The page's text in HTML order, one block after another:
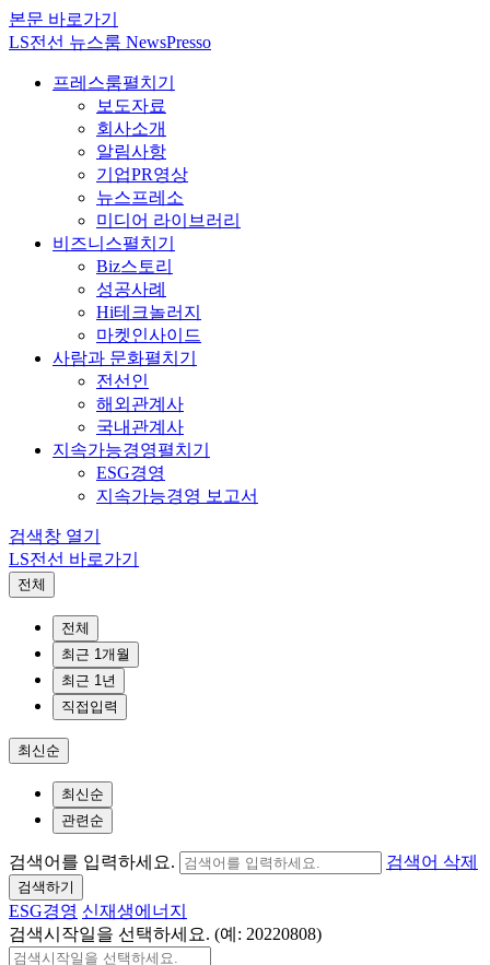
본문 바로가기
LS전선 뉴스룸 NewsPresso
프레스룸펼치기
보도자료
회사소개
알림사항
기업PR영상
뉴스프레소
미디어 라이브러리
비즈니스펼치기
Biz스토리
성공사례
Hi테크놀러지
마켓인사이드
사람과 문화펼치기
전선인
해외관계사
국내관계사
지속가능경영펼치기
ESG경영
지속가능경영 보고서
검색창 열기
LS전선 바로가기
전체
전체
최근 1개월
최근 1년
직접입력
최신순
최신순
관련순
검색어를 입력하세요. 검색어 삭제
검색하기
ESG경영 신재생에너지
검색시작일을 선택하세요. (예: 20220808)